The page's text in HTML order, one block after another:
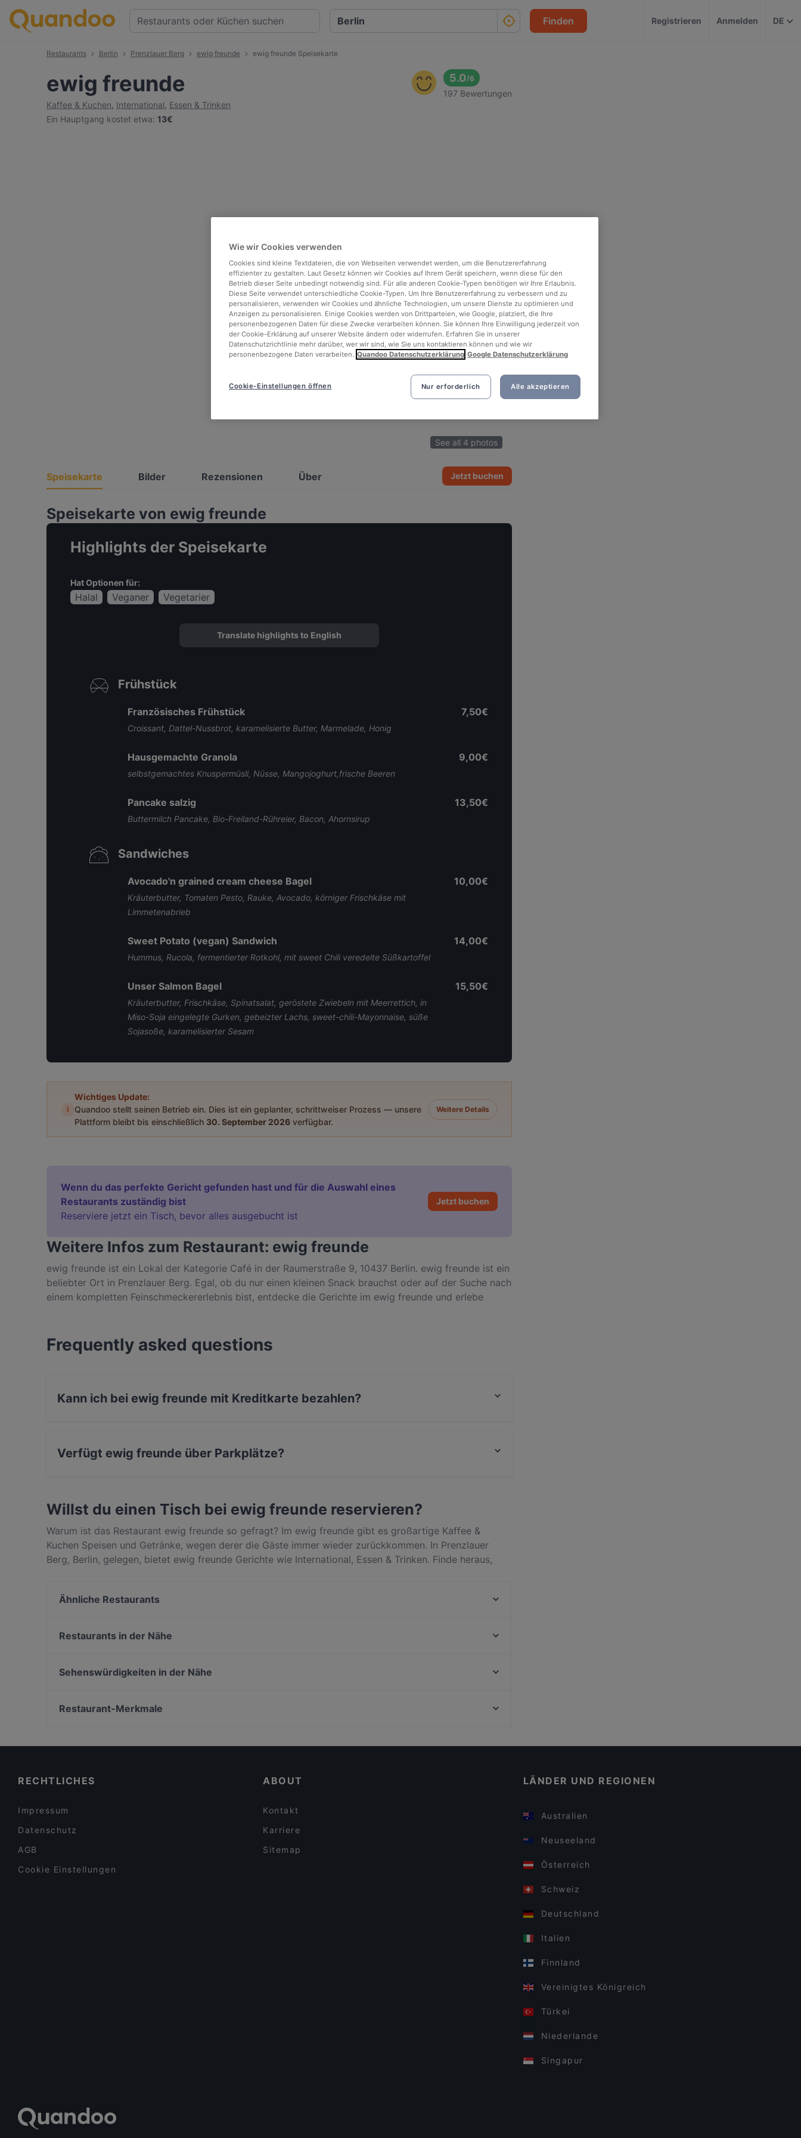
Finden Registrieren Anmelden DE
Restaurants Berlin Prenzlauer Berg ewig freunde ewig freunde Speisekarte
ewig freunde
Kaffee & Kuchen, International, Essen & Trinken
Ein Hauptgang kostet etwa: 13€
5.0/6
197 Bewertungen
See all 4 photos
Speisekarte Bilder Rezensionen Über Jetzt buchen
Speisekarte von ewig freunde
Highlights der Speisekarte
Hat Optionen für:
Halal Veganer Vegetarier
Translate highlights to English
Frühstück
Französisches Frühstück
Croissant, Dattel-Nussbrot, karamelisierte Butter, Marmelade, Honig
7,50€
Hausgemachte Granola
selbstgemachtes Knuspermüsli, Nüsse, Mangojoghurt,frische Beeren
9,00€
Pancake salzig
Buttermilch Pancake, Bio-Freiland-Rühreier, Bacon, Ahornsirup
13,50€
Sandwiches
Avocado'n grained cream cheese Bagel
Kräuterbutter, Tomaten Pesto, Rauke, Avocado, körniger Frischkäse mit
Limmetenabrieb
10,00€
Sweet Potato (vegan) Sandwich
Hummus, Rucola, fermentierter Rotkohl, mit sweet Chili veredelte Süßkartoffel
14,00€
Unser Salmon Bagel
Kräuterbutter, Frischkäse, Spinatsalat, geröstete Zwiebeln mit Meerrettich, in
Miso-Soja eingelegte Gurken, gebeizter Lachs, sweet-chili-Mayonnaise, süße
Sojasoße, karamelisierter Sesam
15,50€
i
Wichtiges Update:
Quandoo stellt seinen Betrieb ein. Dies ist ein geplanter, schrittweiser Prozess — unsere
Plattform bleibt bis einschließlich 30. September 2026 verfügbar.
Weitere Details
Wenn du das perfekte Gericht gefunden hast und für die Auswahl eines
Restaurants zuständig bist
Reserviere jetzt ein Tisch, bevor alles ausgebucht ist
Jetzt buchen
Weitere Infos zum Restaurant: ewig freunde
ewig freunde ist ein Lokal der Kategorie Café in der Raumerstraße 9, 10437 Berlin. ewig freunde ist ein
beliebter Ort in Prenzlauer Berg. Egal, ob du nur einen kleinen Snack brauchst oder auf der Suche nach
einem kompletten Feinschmeckererlebnis bist, entdecke die Gerichte im ewig freunde und erlebe
Frequently asked questions
Kann ich bei ewig freunde mit Kreditkarte bezahlen?
Verfügt ewig freunde über Parkplätze?
Willst du einen Tisch bei ewig freunde reservieren?
Warum ist das Restaurant ewig freunde so gefragt? Im ewig freunde gibt es großartige Kaffee &
Kuchen Speisen und Getränke, wegen derer die Gäste immer wieder zurückkommen. In Prenzlauer
Berg, Berlin, gelegen, bietet ewig freunde Gerichte wie International, Essen & Trinken. Finde heraus,
Ähnliche Restaurants
Pera Maison No Bananas
Juki - Korean BBQ
Restaurants in der Nähe
Ristorante Mjalt
Sehenswürdigkeiten in der Nähe
Bayerische Staatsbibliothek, München
Restaurant-Merkmale
RECHTLICHES
Impressum
Datenschutz
AGB
Cookie Einstellungen
ABOUT
Kontakt
Karriere
Sitemap
LÄNDER UND REGIONEN
Australien
Neuseeland
Österreich
Schweiz
Deutschland
Italien
Finnland
Vereinigtes Königreich
Türkei
Niederlande
Singapur
Wie wir Cookies verwenden
Cookies sind kleine Textdateien, die von Webseiten verwendet werden, um die Benutzererfahrung
effizienter zu gestalten. Laut Gesetz können wir Cookies auf Ihrem Gerät speichern, wenn diese für den
Betrieb dieser Seite unbedingt notwendig sind. Für alle anderen Cookie-Typen benötigen wir Ihre Erlaubnis.
Diese Seite verwendet unterschiedliche Cookie-Typen. Um Ihre Benutzererfahrung zu verbessern und zu
personalisieren, verwenden wir Cookies und ähnliche Technologien, um unsere Dienste zu optimieren und
Anzeigen zu personalisieren. Einige Cookies werden von Drittparteien, wie Google, platziert, die Ihre
personenbezogenen Daten für diese Zwecke verarbeiten können. Sie können Ihre Einwilligung jederzeit von
der Cookie-Erklärung auf unserer Website ändern oder widerrufen. Erfahren Sie in unserer
Datenschutzrichtlinie mehr darüber, wer wir sind, wie Sie uns kontaktieren können und wie wir
personenbezogene Daten verarbeiten. Quandoo Datenschutzerklärung Google Datenschutzerklärung
Nur erforderlich Alle akzeptieren
Cookie-Einstellungen öffnen